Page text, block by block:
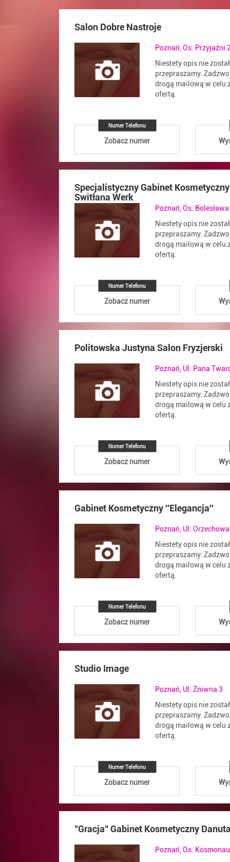
Salon Dobre Nastroje
Poznań, Os. Przyjaźni
Niestety opis nie
przepraszamy.
drogą mailową w celu
ofertą.
Numer Telefonu
Zobacz numer
Specjalistyczny Gabinet
Switłana Werk
Poznań, Os.
Niestety opis nie
przepraszamy.
drogą mailową w celu
ofertą.
Numer Telefonu
Zobacz numer
Politowska Justyna Salon Fryzjerski
Poznań, Ul. Pana
Niestety opis nie
przepraszamy.
drogą mailową w celu
ofertą.
Numer Telefonu
Zobacz numer
Gabinet Kosmetyczny ''Elegancja''
Poznań, Ul.
Niestety opis nie
przepraszamy.
drogą mailową w celu
ofertą.
Numer Telefonu
Zobacz numer
Studio Image
Poznań, Ul. Żniwna 3
Niestety opis nie
przepraszamy.
drogą mailową w celu
ofertą.
Numer Telefonu
Zobacz numer
"Gracja" Gabinet Kosmetyczny
Poznań, Os.